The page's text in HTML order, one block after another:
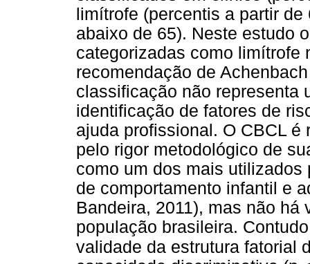
limítrofe (percentis a partir
abaixo de 65). Neste estudo
categorizadas como limítrofe
recomendação de
classificação não representa
identificação de fatores de
ajuda profissional. O CBCL
pelo rigor metodológico de
como um dos mais
de comportamento infantil e
Bandeira, 2011), mas não
população brasileira.
validade da estrutura fatorial